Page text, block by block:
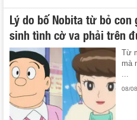
Lý do bố Nobita từ bỏ
sinh tình cờ va phải trên
Từ
mà
...
08/